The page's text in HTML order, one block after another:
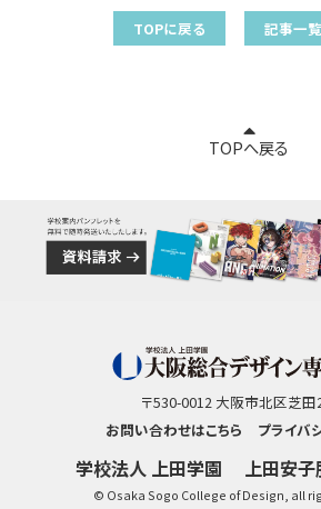
TOPに戻る 記事一
TOPへ戻る
〒530-0012 大阪市北区芝田
お問い合わせはこちら
プライバ
学校法人 上田学園 上田安
© Osaka Sogo College of Design, all